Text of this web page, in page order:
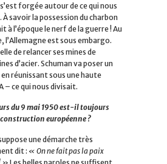
forgée autour de ce qui nous
savoir la possession du charbon
à l’époque le nerf de la guerre ! Au
l’Allemagne est sous embargo.
de relancer ses mines de
d’acier. Schuman va poser un
réunissant sous une haute
– ce qui nous divisait.
du 9 mai 1950 est-il toujours
européenne ?
une démarche très
dit : « On ne fait pas la paix